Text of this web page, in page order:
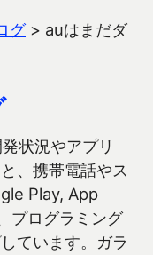
グ> auはまだダ
状況やアプリ
、携帯電話やス
Play, App
プログラミング
ています。ガラ